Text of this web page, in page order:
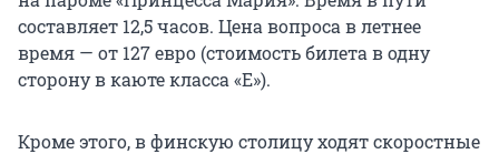
составляет 12,5 часов. Цена вопроса в летнее
время — от 127 евро (стоимость билета в одну
сторону в каюте класса «E»).
Кроме этого, в финскую столицу ходят скоростные